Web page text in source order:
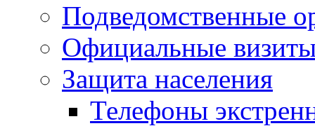
Подведомственные
Официальные
Защита населения
Телефоны